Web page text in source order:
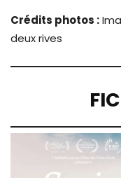
Crédits photos :
deux rives